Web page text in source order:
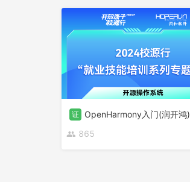
证
OpenHarmony入门(润开鸿)
865